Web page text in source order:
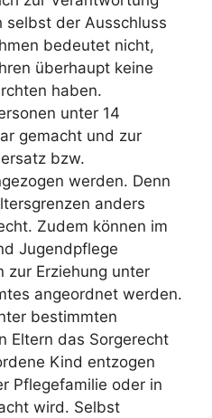
selbst der Ausschluss
bedeutet nicht,
überhaupt keine
haben.
unter 14
gemacht und zur
bzw.
werden. Denn
anders
Zudem können im
Jugendpflege
zur Erziehung unter
angeordnet werden.
bestimmten
Eltern das Sorgerecht
Kind entzogen
Pflegefamilie oder in
wird. Selbst